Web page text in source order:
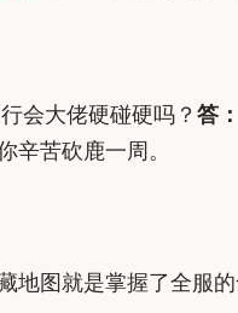
会大佬硬碰硬吗？ 答：
辛苦砍鹿一周。
地图就是掌握了全服